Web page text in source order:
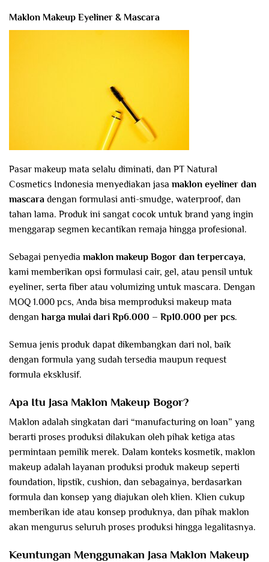
Maklon Makeup Eyeliner & Mascara
Pasar makeup mata selalu diminati, dan PT Natural
Cosmetics Indonesia menyediakan jasa maklon eyeliner dan
mascara dengan formulasi anti-smudge, waterproof, dan
tahan lama. Produk ini sangat cocok untuk brand yang ingin
menggarap segmen kecantikan remaja hingga profesional.
Sebagai penyedia maklon makeup Bogor dan terpercaya,
kami memberikan opsi formulasi cair, gel, atau pensil untuk
eyeliner, serta fiber atau volumizing untuk mascara. Dengan
MOQ 1.000 pcs, Anda bisa memproduksi makeup mata
denganharga mulai dari Rp6.000 – Rp10.000 per pcs.
Semua jenis produk dapat dikembangkan dari nol, baik
dengan formula yang sudah tersedia maupun request
formula eksklusif.
Apa Itu Jasa Maklon Makeup Bogor?
Maklon adalah singkatan dari “manufacturing on loan” yang
berarti proses produksi dilakukan oleh pihak ketiga atas
permintaan pemilik merek. Dalam konteks kosmetik, maklon
makeup adalah layanan produksi produk makeup seperti
foundation, lipstik, cushion, dan sebagainya, berdasarkan
formula dan konsep yang diajukan oleh klien. Klien cukup
memberikan ide atau konsep produknya, dan pihak maklon
akan mengurus seluruh proses produksi hingga legalitasnya.
Keuntungan Menggunakan Jasa Maklon Makeup